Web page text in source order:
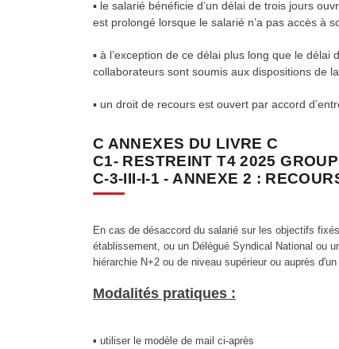
▪ le salarié bénéficie d’un délai de trois jours
est prolongé lorsque le salarié n’a pas accès à
▪ à l’exception de ce délai plus long que le
collaborateurs sont soumis aux dispositions de
▪ un droit de recours est ouvert par accord
C ANNEXES DU LIVRE C
C1- RESTREINT T4 2025
C-3-III-I-1 - ANNEXE 2 :
En cas de désaccord du salarié sur les objectifs
établissement, ou un Délégué Syndical National ou
hiérarchie N+2 ou de niveau supérieur ou auprès
Modalités pratiques :
▪ utiliser le modèle de mail ci-après